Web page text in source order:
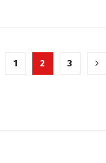
1 2 3